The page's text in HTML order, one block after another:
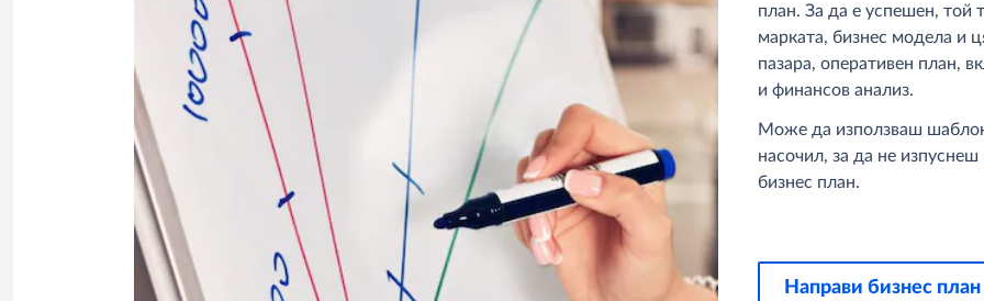
план. За да е успешен, той
марката, бизнес модела и
пазара, оперативен план,
и финансов анализ.
Може да използваш
насочил, за да не
бизнес план.
Направи бизнес план